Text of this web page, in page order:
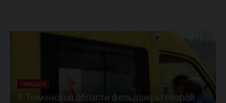
ГРАЖДАНЕ
В Тюменской области фельдшеры скорой